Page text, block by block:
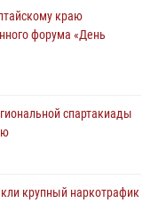
краю
форума «День
спартакиады
крупный наркотрафик